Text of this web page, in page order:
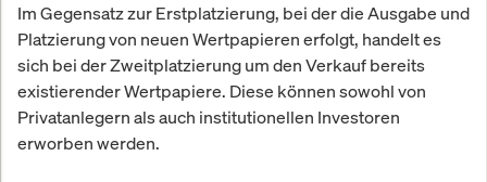
Im Gegensatz zur Erstplatzierung, bei der die Ausgabe und
Platzierung von neuen Wertpapieren erfolgt, handelt es
sich bei der Zweitplatzierung um den Verkauf bereits
existierender Wertpapiere. Diese können sowohl von
Privatanlegern als auch institutionellen Investoren
erworben werden.